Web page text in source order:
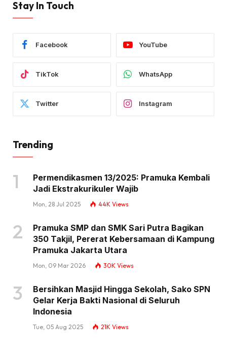
Stay In Touch
Facebook YouTube
TikTok WhatsApp
Twitter Instagram
Trending
Permendikasmen 13/2025: Pramuka Kembali
Jadi Ekstrakurikuler Wajib
Mon, 28 Jul 2025 44K Views
Pramuka SMP dan SMK Sari Putra Bagikan
350 Takjil, Pererat Kebersamaan di Kampung
Pramuka Jakarta Utara
Mon, 09 Mar 2026 30K Views
Bersihkan Masjid Hingga Sekolah, Sako SPN
Gelar Kerja Bakti Nasional di Seluruh
Indonesia
Tue, 05 Aug 2025 21K Views